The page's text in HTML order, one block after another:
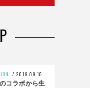
2019.09.18
コラボから生